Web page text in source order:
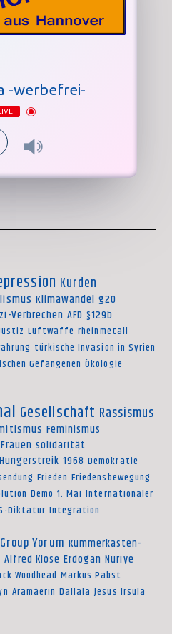
-werbefrei-
Kurden
Klimawandel g20
Verbrechen AFD §129b
Luftwaffe rheinmetall
türkische Invasion in Syrien
Gefangenen Ökologie
Gesellschaft Rassismus
Feminismus
Frauen solidarität
Hungerstreik 1968 Demokratie
Frieden Friedensbewegung
Demo 1. Mai Internationaler
Diktatur Integration
Group Yorum Kummerkasten-
Alfred Klose Erdogan Nuriye
Woodhead Markus Pabst
Aramäerin Dallala Jesus Irsula